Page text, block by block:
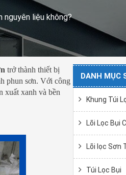
liệu không?
trở thành thiết bị
phun sơn. Với công
xuất xanh và bền
DANH MỤC
Khung Túi
Lõi Lọc Bụi
Lõi lọc Sơn
Túi Lọc Bụi